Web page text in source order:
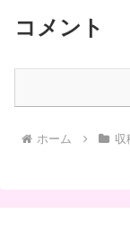
コメント
ホーム 収